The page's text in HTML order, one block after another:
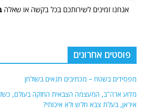
פוסטים אחרונים
מפסידים בשטח – מכתיבים תנאים בשולחן
מדוע ארה"ב, המעצמה הצבאית החזקה בעולם,
איראן, בעלת צבא חלש ולא איכותי?